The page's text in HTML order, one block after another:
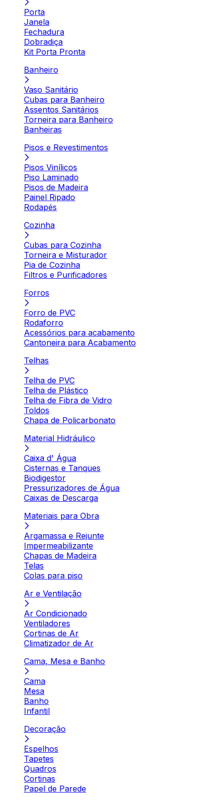
Porta
Janela
Fechadura
Dobradiça
Kit Porta Pronta
Banheiro
Vaso Sanitário
Cubas para Banheiro
Assentos Sanitários
Torneira para Banheiro
Banheiras
Pisos e Revestimentos
Pisos Vinílicos
Piso Laminado
Pisos de Madeira
Painel Ripado
Rodapés
Cozinha
Cubas para Cozinha
Torneira e Misturador
Pia de Cozinha
Filtros e Purificadores
Forros
Forro de PVC
Rodaforro
Acessórios para acabamento
Cantoneira para Acabamento
Telhas
Telha de PVC
Telha de Plástico
Telha de Fibra de Vidro
Toldos
Chapa de Policarbonato
Material Hidráulico
Caixa d' Água
Cisternas e Tanques
Biodigestor
Pressurizadores de Água
Caixas de Descarga
Materiais para Obra
Argamassa e Rejunte
Impermeabilizante
Chapas de Madeira
Telas
Colas para piso
Ar e Ventilação
Ar Condicionado
Ventiladores
Cortinas de Ar
Climatizador de Ar
Cama, Mesa e Banho
Cama
Mesa
Banho
Infantil
Decoração
Espelhos
Tapetes
Quadros
Cortinas
Papel de Parede